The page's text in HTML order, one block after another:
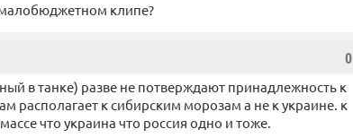
клипе?
0
в танке) разве не потверждают принадлежность к
располагает к сибирским морозам а не к украине. к
что украина что россия одно и тоже.